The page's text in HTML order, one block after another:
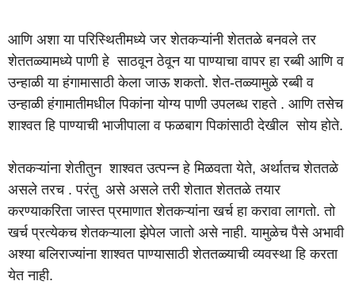
आणि अशा या परिस्थितीमध्ये जर शेतकऱ्यांनी शेततळे बनवले तर
शेततळ्यामध्ये पाणी हे साठवून ठेवून या पाण्याचा वापर हा रब्बी आणि व
उन्हाळी या हंगामासाठी केला जाऊ शकतो. शेत-तळ्यामुळे रब्बी व
उन्हाळी हंगामातीमधील पिकांना योग्य पाणी उपलब्ध राहते . आणि तसेच
शाश्वत हि पाण्याची भाजीपाला व फळबाग पिकांसाठी देखील सोय होते.
शेतकऱ्यांना शेतीतुन शाश्वत उत्पन्न हे मिळवता येते, अर्थातच शेततळे
असले तरच . परंतु असे असले तरी शेतात शेततळे तयार
करण्याकरिता जास्त प्रमाणात शेतकऱ्यांना खर्च हा करावा लागतो. तो
खर्च प्रत्येकच शेतकऱ्याला झेपेल जातो असे नाही. यामुळेच पैसे अभावी
अश्या बलिराज्यांना शाश्वत पाण्यासाठी शेततळ्याची व्यवस्था हि करता
येत नाही.